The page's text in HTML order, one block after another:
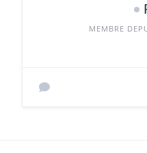
MEMBRE